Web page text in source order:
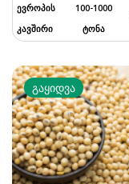
ევროპის
კავშირი
100-1000
ტონა
გაყიდვა